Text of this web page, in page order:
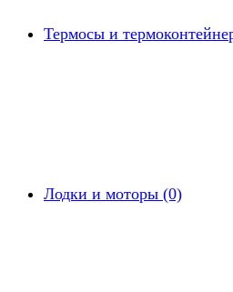
Термосы и
Лодки и моторы (0)